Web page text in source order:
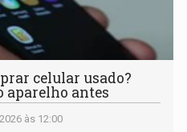
celular usado?
aparelho antes
às 12:00